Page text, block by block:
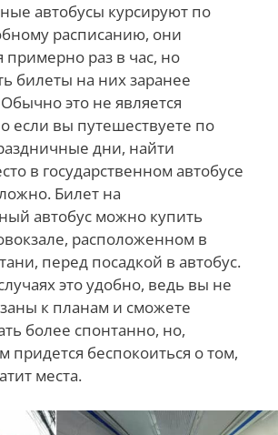
автобусы курсируют по
расписанию, они
примерно раз в час, но
билеты на них заранее
это не является
если вы путешествуете по
дни, найти
в государственном автобусе
Билет на
автобус можно купить
расположенном в
перед посадкой в автобус.
это удобно, ведь вы не
к планам и сможете
более спонтанно, но,
придется беспокоиться о том,
места.